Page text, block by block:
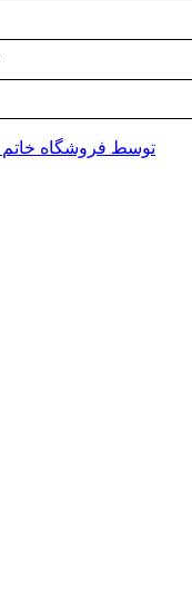
پوسته وردپرس Enfold | توسط فروشگاه خاتم